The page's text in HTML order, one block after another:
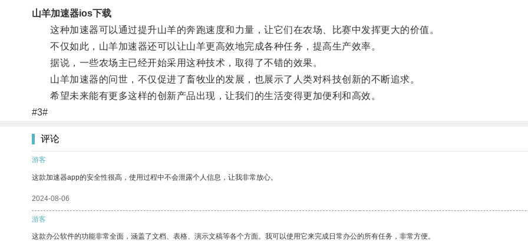
山羊加速器ios下载
这种加速器可以通过提升山羊的奔跑速度和力量，让它们在农场、比赛中发挥更大的价值。
不仅如此，山羊加速器还可以让山羊更高效地完成各种任务，提高生产效率。
据说，一些农场主已经开始采用这种技术，取得了不错的效果。
山羊加速器的问世，不仅促进了畜牧业的发展，也展示了人类对科技创新的不断追求。
希望未来能有更多这样的创新产品出现，让我们的生活变得更加便利和高效。
#3#
评论
游客
这款加速器app的安全性很高，使用过程中不会泄露个人信息，让我非常放心。
2024-08-06
游客
这款办公软件的功能非常全面，涵盖了文档、表格、演示文稿等各个方面。我可以使用它来完成日常办公的所有任务，非常方便。